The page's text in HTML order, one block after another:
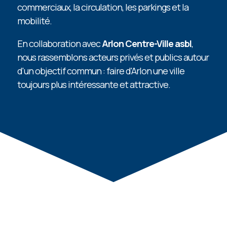
commerciaux, la circulation, les parkings et la
mobilité.
En collaboration avecArlon Centre-Ville asbl,
nous rassemblons acteurs privés et publics autour
d'un objectif commun : faire d'Arlon une ville
toujours plus intéressante et attractive.